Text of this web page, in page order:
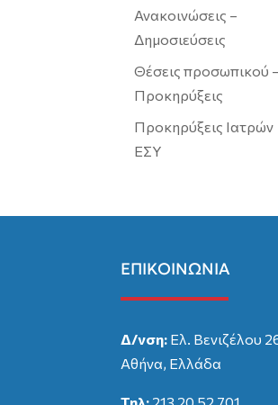
Ανακοινώσεις –
Δημοσιεύσεις
Θέσεις προσωπικού –
Προκηρύξεις
Προκηρύξεις Ιατρών
ΕΣΥ
ΕΠΙΚΟΙΝΩΝΙΑ
Δ/νση: Ελ. Βενιζέλου
Αθήνα, Ελλάδα